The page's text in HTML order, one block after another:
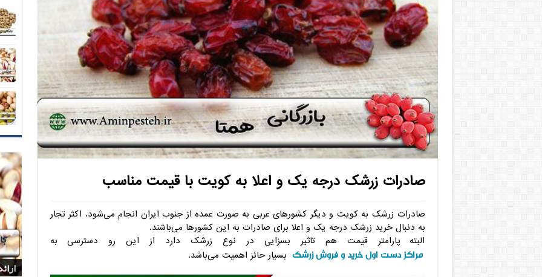
صادرات زرشک درجه یک و اعلا به کویت با قیمت مناسب
صادرات زرشک به کویت و دیگر کشورهای عربی به صورت عمده از جنوب ایران انجام می‌شود. اکثر تجار
به دنبال خرید زرشک درجه یک و اعلا برای صادرات به این کشورها می‌باشند.
البته پارامتر قیمت هم تاثیر بسزایی در نوع زرشک دارد از این رو دسترسی به
مراکز دست اول خرید و فروش زرشک بسیار حائز اهمیت می‌باشد.